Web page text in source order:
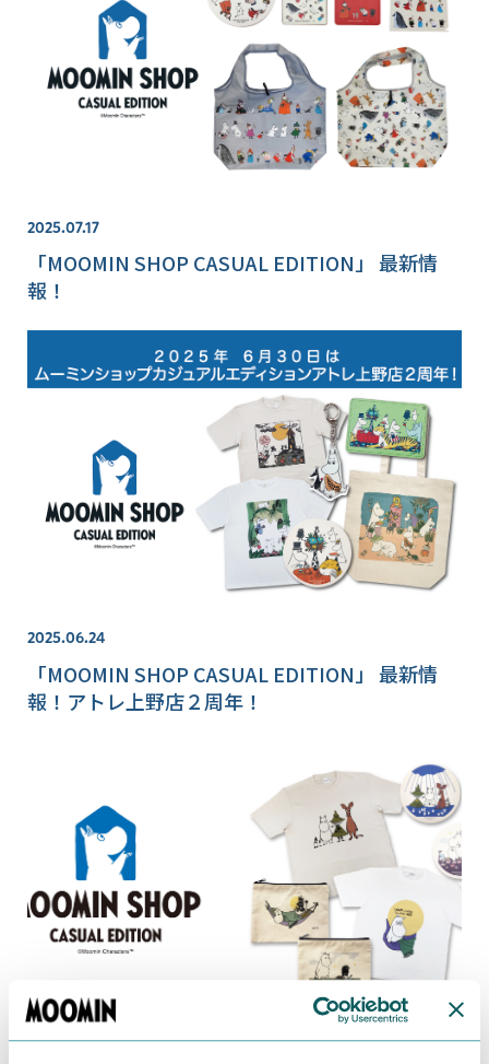
2025.07.17
「MOOMIN SHOP CASUAL EDITION」 最新情
報！
2025.06.24
「MOOMIN SHOP CASUAL EDITION」 最新情
報！アトレ上野店２周年！
2025.04.09